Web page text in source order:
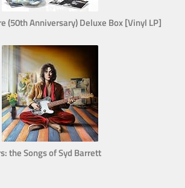
(50th Anniversary) Deluxe Box [Vinyl LP]
the Songs of Syd Barrett